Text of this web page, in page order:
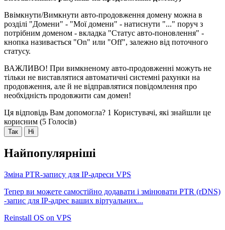
Ввімкнути/Вимкнути авто-продовження домену можна в
розділі "Домени" - "Мої домени" - натиснути "..." поруч з
потрібним доменом - вкладка "Статус авто-поновлення" -
кнопка називається "On" или "Off", залежно від поточного
статусу.
ВАЖЛИВО! При вимкненому авто-продовженні можуть не
тільки не виставлятися автоматичні системні рахунки на
продовження, але й не відправлятися повідомлення про
необхідність продовжити сам домен!
Ця відповідь Вам допомогла? 1 Користувачі, які знайшли це
корисним (5 Голосів)
Так Ні
Найпопулярніші
Зміна PTR-запису для IP-адреси VPS
Тепер ви можете самостійно додавати і змінювати PTR (rDNS)
-запис для IP-адрес ваших віртуальних...
Reinstall OS on VPS